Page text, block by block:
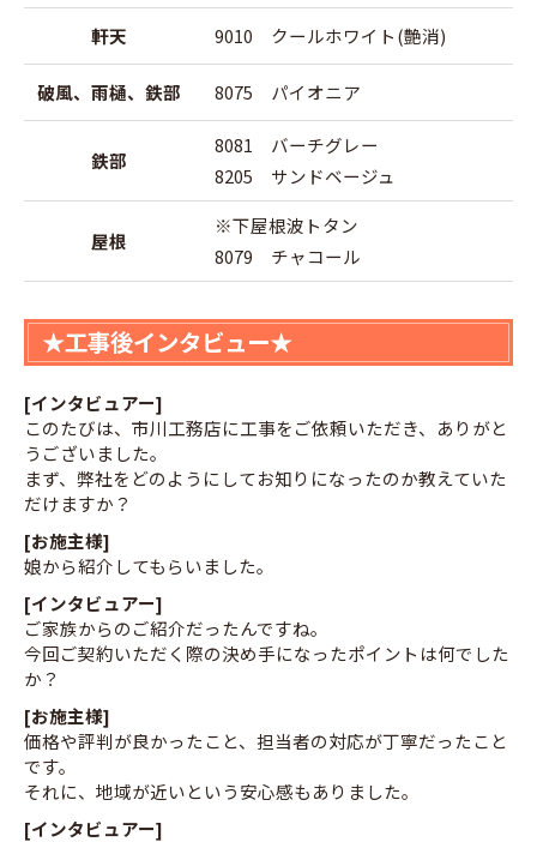
軒天 9010 クールホワイト(艶消)
破風、雨樋、鉄部 8075 パイオニア
鉄部
8081 バーチグレー
8205 サンドベージュ
屋根
※下屋根波トタン
8079 チャコール
★工事後インタビュー★
[インタビュアー]
このたびは、市川工務店に工事をご依頼いただき、ありがと
うございました。
まず、弊社をどのようにしてお知りになったのか教えていた
だけますか？
[お施主様]
娘から紹介してもらいました。
[インタビュアー]
ご家族からのご紹介だったんですね。
今回ご契約いただく際の決め手になったポイントは何でした
か？
[お施主様]
価格や評判が良かったこと、担当者の対応が丁寧だったこと
です。
それに、地域が近いという安心感もありました。
[インタビュアー]